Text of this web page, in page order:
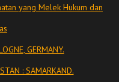
yang Melek Hukum dan
GERMANY.
: SAMARKAND.